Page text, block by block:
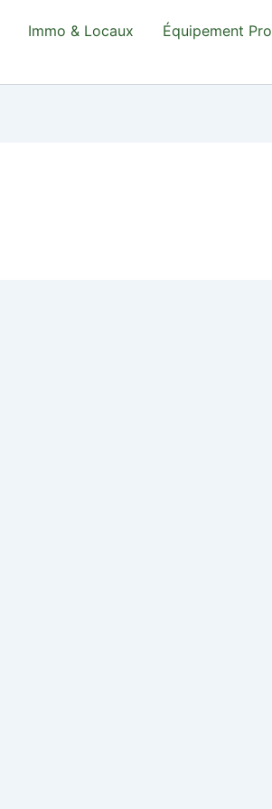
Immo & Locaux Équipement Pro